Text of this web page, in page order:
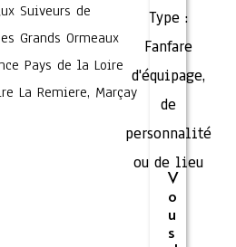
Suiveurs de
Grands Ormeaux
Pays de la Loire
La Remiere, Marçay
Type :
Fanfare
d'équipage,
de
personnalité
ou de lieu
V
o
u
s